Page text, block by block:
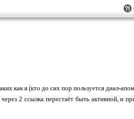
как я (кто до сих пор пользуется диал-
2 ссылка перестаёт быть активной, и